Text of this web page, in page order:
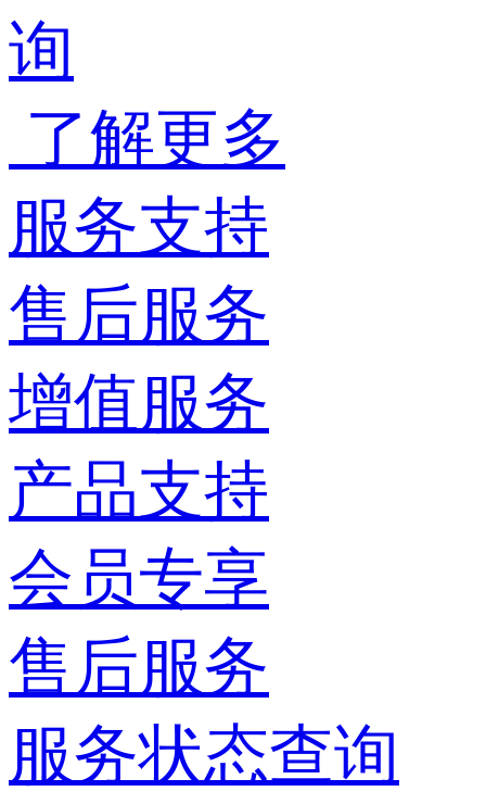
询
了解更多
服务支持
售后服务
增值服务
产品支持
会员专享
售后服务
服务状态查询